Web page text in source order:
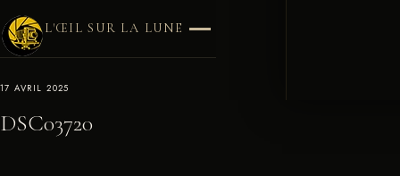
L'ŒIL SUR LA LUNE
17 AVRIL 2025
DSC03720